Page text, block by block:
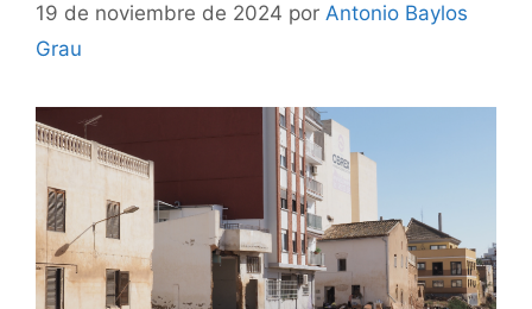
19 de noviembre de 2024 por Antonio Baylos
Grau